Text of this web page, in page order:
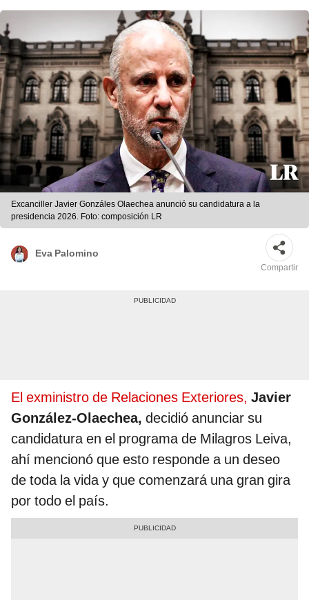
Excanciller Javier Gonzáles Olaechea anunció su candidatura a la
presidencia 2026. Foto: composición LR
Eva Palomino
Compartir
El exministro de Relaciones Exteriores, Javier
González-Olaechea, decidió anunciar su
candidatura en el programa de Milagros Leiva,
ahí mencionó que esto responde a un deseo
de toda la vida y que comenzará una gran gira
por todo el país.